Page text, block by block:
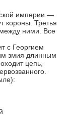
империи —
короны. Третья
ними. Все
с Георгием
змия длинным
цепь,